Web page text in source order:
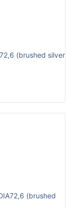
(brushed silver
(brushed